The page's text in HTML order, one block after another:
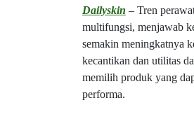
Dailyskin – Tren
multifungsi, menjawab
semakin meningkatnya
kecantikan dan utilitas
memilih produk yang
performa.